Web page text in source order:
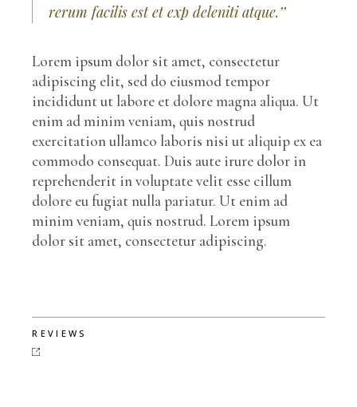
rerum facilis est et exp deleniti atque.’’
Lorem ipsum dolor sit amet, consectetur
adipiscing elit, sed do eiusmod tempor
incididunt ut labore et dolore magna aliqua. Ut
enim ad minim veniam, quis nostrud
exercitation ullamco laboris nisi ut aliquip ex ea
commodo consequat. Duis aute irure dolor in
reprehenderit in voluptate velit esse cillum
dolore eu fugiat nulla pariatur. Ut enim ad
minim veniam, quis nostrud. Lorem ipsum
dolor sit amet, consectetur adipiscing.
REVIEWS